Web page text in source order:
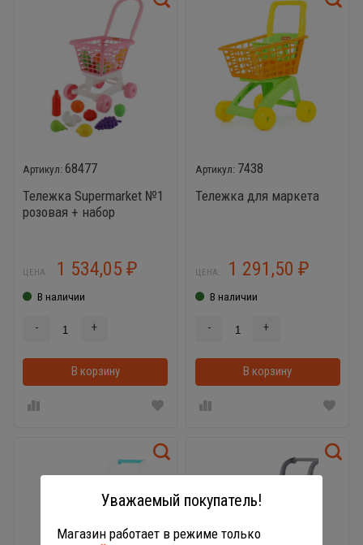
68477
Тележка Supermarket №1
розовая + набор
ЦЕНА: 1 534,05 ₽
В наличии
- +
В корзину В корзинке
7438
Тележка для маркета
ЦЕНА: 1 291,50₽
В наличии
- +
В корзину
Уважаемый покупатель!
Магазин работает в режиме только